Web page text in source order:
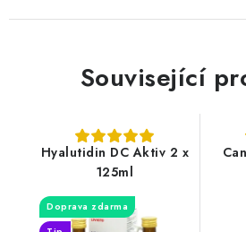
Související
Hyalutidin DC Aktiv 2 x
125ml
Doprava zdarma